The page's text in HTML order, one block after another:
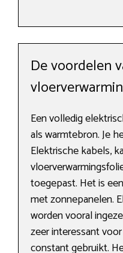
De voordelen
Een volledig
als warmtebron. Je
Elektrische kabels,
toegepast. Het is
met zonnepanelen.
worden vooral
zeer interessant
constant gebruikt.